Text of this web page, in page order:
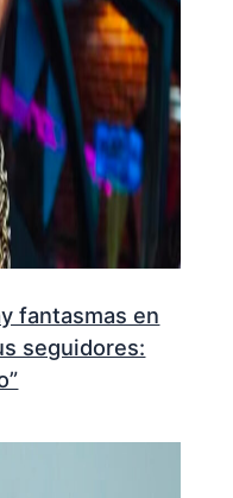
fantasmas en
seguidores: